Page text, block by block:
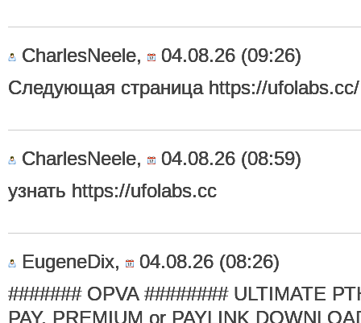
CharlesNeele,
04.08.26 (09:26)
Следующая страница https://ufolabs.cc/
CharlesNeele,
04.08.26 (08:59)
узнать https://ufolabs.cc
EugeneDix,
04.08.26 (08:26)
####### OPVA ######## ULTIMATE
PAY, PREMIUM or PAYLINK